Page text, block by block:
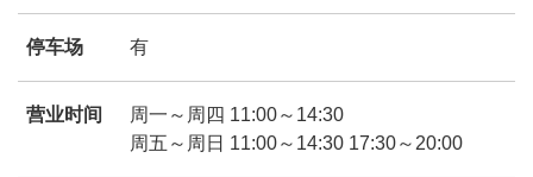
停车场 有
营业时间
周一～周四 11:00～14:30
周五～周日 11:00～14:30 17:30～20:00